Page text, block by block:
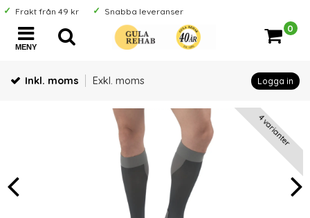
Frakt från 49 kr Snabba leveranser
MENY
0
Inkl. moms Exkl. moms Logga in
4 varianter